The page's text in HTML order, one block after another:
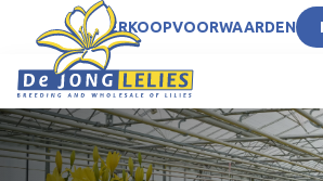
NLVERKOOPVOORWAARDEN